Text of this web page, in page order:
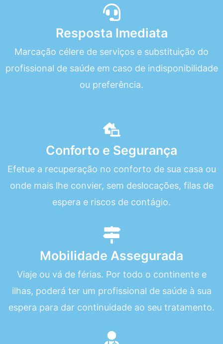
Resposta Imediata
Marcação célere de serviços e substituição do
profissional de saúde em caso de indisponibilidade
ou preferência.
Conforto e Segurança
Efetue a recuperação no conforto de sua casa ou
onde mais lhe convier, sem deslocações, filas de
espera e riscos de contágio.
Mobilidade Assegurada
Viaje ou vá de férias. Por todo o continente e
ilhas, poderá ter um profissional de saúde à sua
espera para dar continuidade ao seu tratamento.